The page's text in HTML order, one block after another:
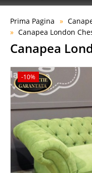
Prima Pagina
Canapea London
Canapea
-10%